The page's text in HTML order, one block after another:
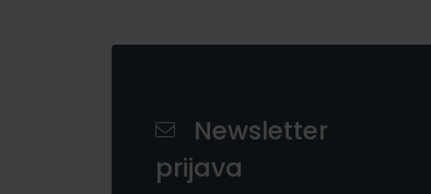
Newsletter
prijava